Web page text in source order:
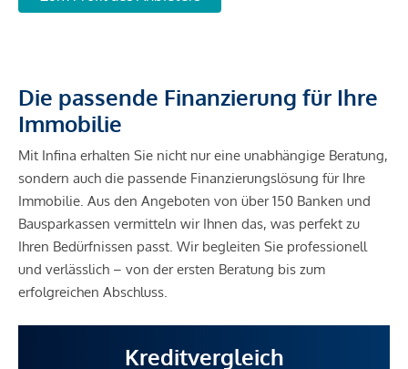
Die passende Finanzierung für Ihre
Immobilie
Mit Infina erhalten Sie nicht nur eine unabhängige Beratung,
sondern auch die passende Finanzierungslösung für Ihre
Immobilie. Aus den Angeboten von über 150 Banken und
Bausparkassen vermitteln wir Ihnen das, was perfekt zu
Ihren Bedürfnissen passt. Wir begleiten Sie professionell
und verlässlich – von der ersten Beratung bis zum
erfolgreichen Abschluss.
Kreditvergleich